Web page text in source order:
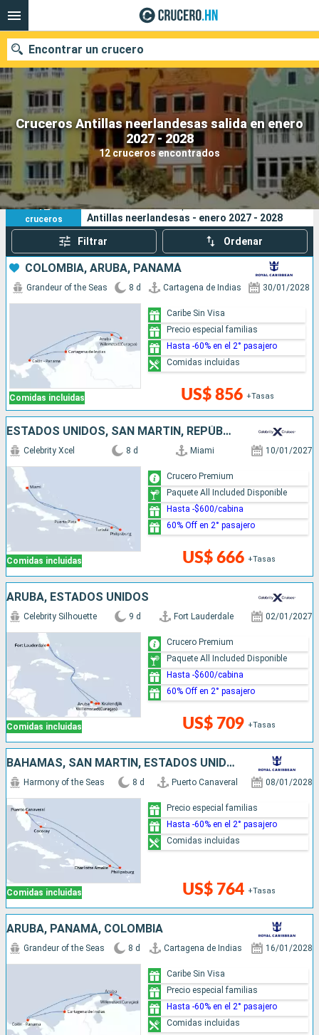
Cruceros Antillas neerlandesas salida en enero
2027 - 2028
12 cruceros encontrados
Encontrar un crucero
Nuestros destinos
Fecha de salida
Puertos Compañías
Buscar
12
cruceros
Sus criterios de búsqueda:
Antillas neerlandesas - enero 2027 - 2028
Filtrar Ordenar
COLOMBIA, ARUBA, PANAMÁ
Comidas incluidas
Grandeur of the Seas 8 d Cartagena de Indias 30/01/2028
US$ 856 +Tasas
Caribe Sin Visa
Precio especial familias
Hasta -60% en el 2° pasajero
Comidas incluidas
ESTADOS UNIDOS, SAN MARTÍN, REPÚBLICA DOMINICANA
Comidas incluidas
Celebrity Xcel 8 d Miami 10/01/2027
US$ 666 +Tasas
Crucero Premium
Paquete All Included Disponible
Hasta -$600/cabina
60% Off en 2° pasajero
ARUBA, ESTADOS UNIDOS
Comidas incluidas
Celebrity Silhouette 9 d Fort Lauderdale 02/01/2027
US$ 709 +Tasas
Crucero Premium
Paquete All Included Disponible
Hasta -$600/cabina
60% Off en 2° pasajero
BAHAMAS, SAN MARTÍN, ESTADOS UNIDOS
Comidas incluidas
Harmony of the Seas 8 d Puerto Canaveral 08/01/2028
US$ 764 +Tasas
Precio especial familias
Hasta -60% en el 2° pasajero
Comidas incluidas
ARUBA, PANAMÁ, COLOMBIA
Grandeur of the Seas 8 d Cartagena de Indias 16/01/2028
Caribe Sin Visa
Precio especial familias
Hasta -60% en el 2° pasajero
Comidas incluidas